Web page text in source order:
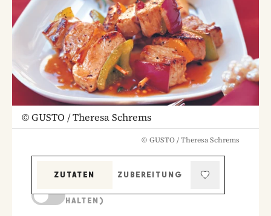
©GUSTO / Theresa Schrems
© GUSTO / Theresa Schrems
ZUTATEN
ZUBEREITUNG
HALTEN)